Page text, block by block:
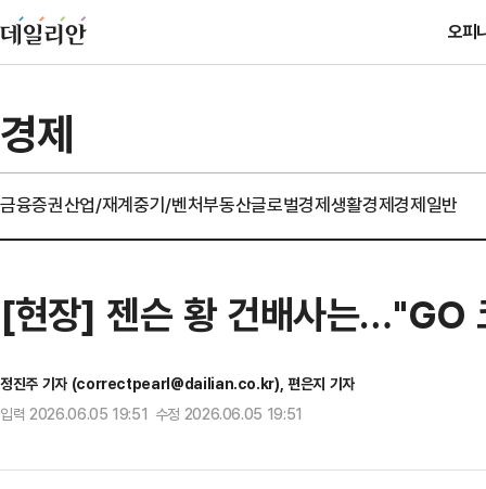
오피
경제
금융증권산업/재계중기/벤처부동산글로벌경제생활경제경제일반
[현장] 젠슨 황 건배사는…"GO
정진주 기자 (correctpearl@dailian.co.kr), 편은지 기자
입력 2026.06.05 19:51 수정 2026.06.05 19:51